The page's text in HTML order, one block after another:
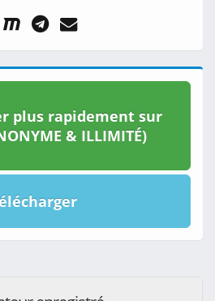
plus rapidement sur
& ILLIMITÉ)